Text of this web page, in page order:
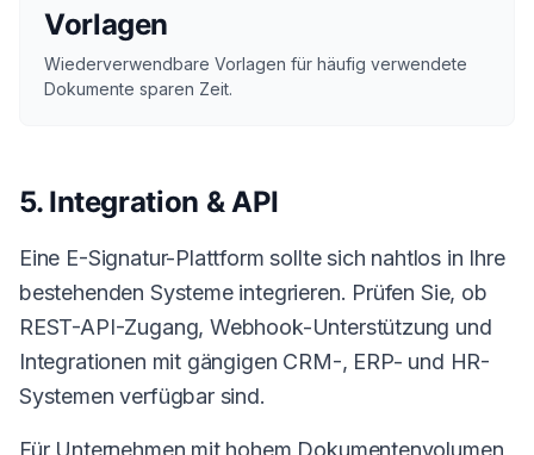
Vorlagen
Wiederverwendbare Vorlagen für häufig verwendete
Dokumente sparen Zeit.
5. Integration & API
Eine E-Signatur-Plattform sollte sich nahtlos in Ihre
bestehenden Systeme integrieren. Prüfen Sie, ob
REST-API-Zugang, Webhook-Unterstützung und
Integrationen mit gängigen CRM-, ERP- und HR-
Systemen verfügbar sind.
Für Unternehmen mit hohem Dokumentenvolumen